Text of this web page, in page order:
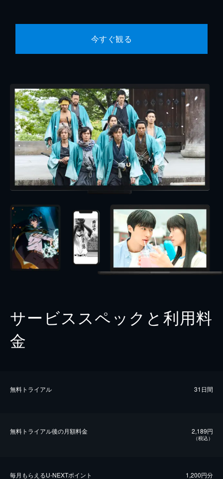
今すぐ観る
サービススペックと利用料
金
無料トライアル 31日間
無料トライアル後の⽉額料金 2,189円
（税込）
毎⽉もらえるU-NEXTポイント 1,200円分